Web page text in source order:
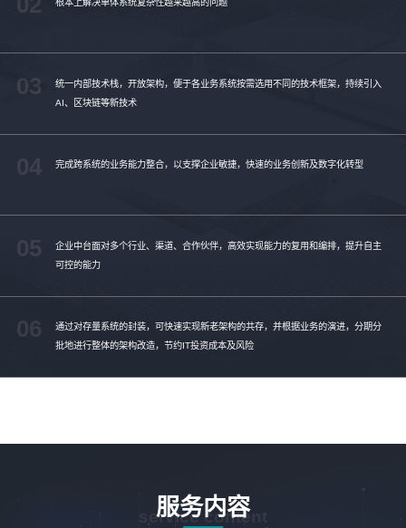
根本上解决单体系统复杂性越来越高的问题
统一内部技术栈，开放架构，便于各业务系统按需选用不同的技术框架，持续引入
AI、区块链等新技术
03
完成跨系统的业务能力整合，以支撑企业敏捷，快速的业务创新及数字化转型
企业中台面对多个行业、渠道、合作伙伴，高效实现能力的复用和编排，提升自主
可控的能力
05
通过对存量系统的封装，可快速实现新老架构的共存，并根据业务的演进，分期分
批地进行整体的架构改造，节约IT投资成本及风险
06
服务内容
service content